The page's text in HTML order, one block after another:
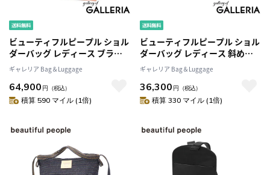
ビューティフルピープル ショル
ダーバッグ レディース ブラン
ド beautiful people バッグ 斜
めがけ 小さめ 軽量 革 本革 牛革
大人 おしゃれ 2WAY 日本製
market shoulder bag in
ギャレリア Bag＆Luggage
64,900 円 （税込）
積算 590 マイル (1倍)
ビューティフルピープル ショル
ダーバッグ レディース 斜めが
けバッグ beautiful people バ
ッグ トートバッグ 斜めがけ 大
人 軽量 2WAY 大きめ A5 日本製
デニム おしゃれ denim loop
ギャレリア Bag＆Luggage
36,300 円 （税込）
積算 330 マイル (1倍)